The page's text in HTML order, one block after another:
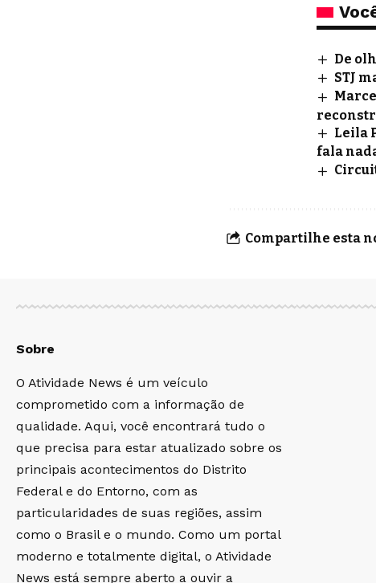
De
STJ
Leila
fala
Compartilhe esta
Sobre
O Atividade News é um veículo
comprometido com a informação de
qualidade. Aqui, você encontrará tudo o
que precisa para estar atualizado sobre os
principais acontecimentos do Distrito
Federal e do Entorno, com as
particularidades de suas regiões, assim
como o Brasil e o mundo. Como um portal
moderno e totalmente digital, o Atividade
News está sempre aberto a ouvir a